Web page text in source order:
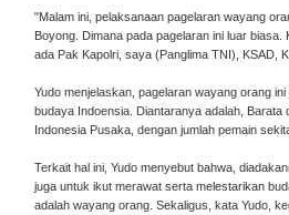
"Malam ini, pelaksanaan pagelaran wayang
Boyong. Dimana pada pagelaran ini luar
ada Pak Kapolri, saya (Panglima TNI), KSAD,
Yudo menjelaskan, pagelaran wayang orang
budaya Indoensia. Diantaranya adalah, Barata
Indonesia Pusaka, dengan jumlah pemain
Terkait hal ini, Yudo menyebut bahwa,
juga untuk ikut merawat serta melestarikan
adalah wayang orang. Sekaligus, kata Yudo,